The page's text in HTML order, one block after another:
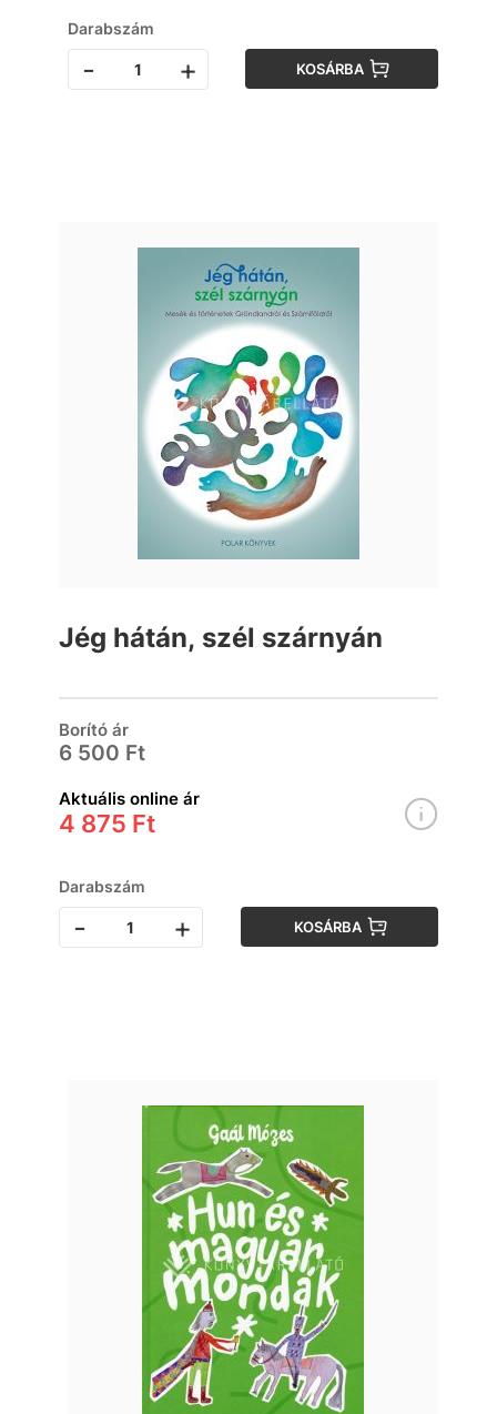
Darabszám
- + KOSÁRBA
Jég hátán, szél szárnyán
Borító ár
6 500 Ft
Aktuális online ár
4 875 Ft
Darabszám
- + KOSÁRBA